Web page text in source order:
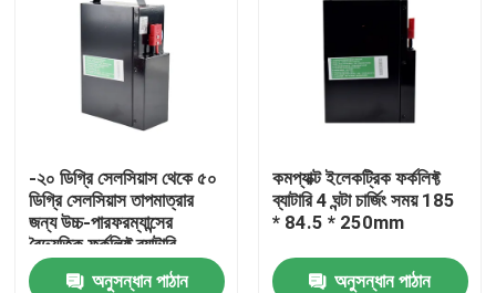
বাড়ি
-২০ ডিগ্রি সেলসিয়াস থেকে ৫০
ডিগ্রি সেলসিয়াস তাপমাত্রার
জন্য উচ্চ-পারফরম্যান্সের
বৈদ্যুতিক ফর্কলিফ্ট ব্যাটারি
অনুসন্ধান পাঠান
কমপ্যাক্ট ইলেকট্রিক ফর্কলিফ্ট
ব্যাটারি 4 ঘন্টা চার্জিং সময় 185
* 84.5 * 250mm
অনুসন্ধান পাঠান